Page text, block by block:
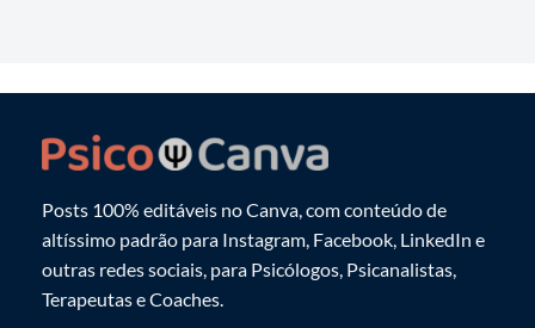
Posts 100% editáveis no Canva, com conteúdo de
altíssimo padrão para Instagram, Facebook, LinkedIn e
outras redes sociais, para Psicólogos, Psicanalistas,
Terapeutas e Coaches.